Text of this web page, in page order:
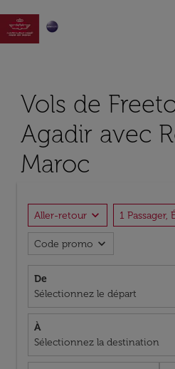

Vols de
Agadir avec
Maroc
Aller-retour expand_more 1
Code promo expand_more
De
Sélectionnez le départ
À
Sélectionnez la destination